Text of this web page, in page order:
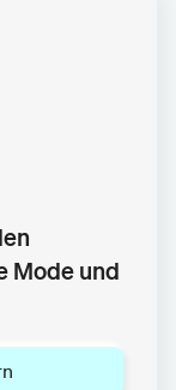
Mode und